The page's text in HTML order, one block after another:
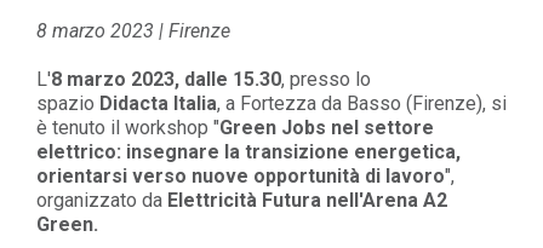
8 marzo 2023 | Firenze
L'8 marzo 2023, dalle 15.30, presso lo
spazio Didacta Italia, a Fortezza da Basso (Firenze), si
è tenuto il workshop "Green Jobs nel settore
elettrico: insegnare la transizione energetica,
orientarsi verso nuove opportunità di lavoro",
organizzato da Elettricità Futura nell'Arena A2
Green.